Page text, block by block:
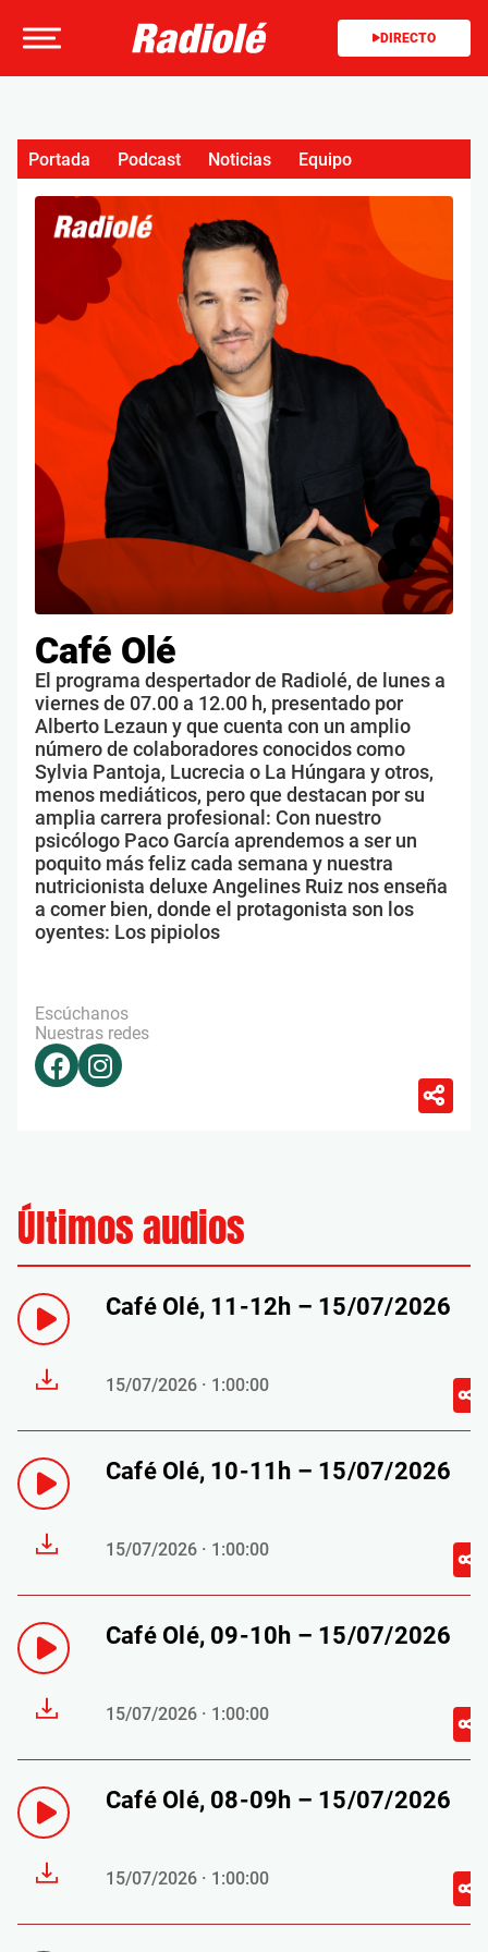
DIRECTO
Café Olé
El programa despertador de Radiolé, de lunes a
viernes de 07.00 a 12.00 h, presentado por
Alberto Lezaun y que cuenta con un amplio
número de colaboradores conocidos como
Sylvia Pantoja, Lucrecia o La Húngara y otros,
menos mediáticos, pero que destacan por su
amplia carrera profesional: Con nuestro
psicólogo Paco García aprendemos a ser un
poquito más feliz cada semana y nuestra
nutricionista deluxe Angelines Ruiz nos enseña
a comer bien, donde el protagonista son los
oyentes: Los pipiolos
Escúchanos
Nuestras redes
Portada Podcast Noticias Equipo
Últimos audios
Café Olé, 11-12h – 15/07/2026
15/07/2026 · 1:00:00
Café Olé, 10-11h – 15/07/2026
15/07/2026 · 1:00:00
Café Olé, 09-10h – 15/07/2026
15/07/2026 · 1:00:00
Café Olé, 08-09h – 15/07/2026
15/07/2026 · 1:00:00